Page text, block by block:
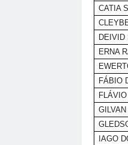
CATIA
DEIVID
ERNA
FÁBIO
IAGO